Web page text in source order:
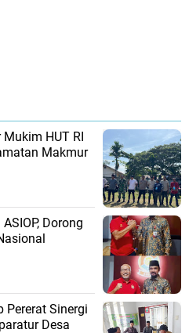
HUT RI
Makmur
Dorong
Pererat Sinergi
Desa